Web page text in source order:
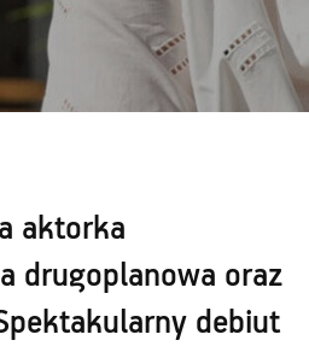
aktorka
drugoplanowa oraz
debiut